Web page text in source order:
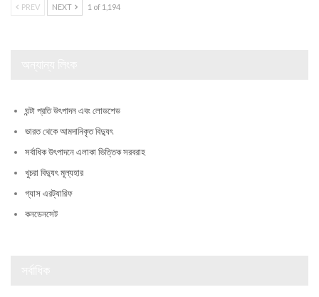
PREV NEXT 1 of 1,194
ঘন্টা প্রতি উৎপাদন এবং লোডশেড
ভারত থেকে আমদানিকৃত বিদ্যুৎ
সর্বাধিক উৎপাদনে এলাকা ভিত্তিক সরবরাহ
খুচরা বিদ্যুৎ মূল্যহার
গ্যাস এরট্যারিফ
কনডেনসেট